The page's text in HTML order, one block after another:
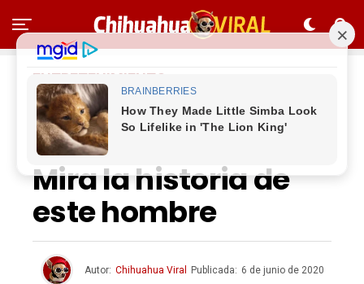
ENTRETENIMIENTO
¿Te imaginas ser
acosado por pizza?
Mira la historia de
este hombre
Autor: Chihuahua Viral Publicada: 6 de junio de 2020